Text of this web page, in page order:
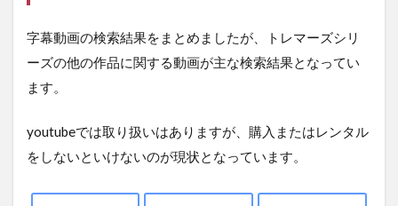
字幕動画の検索結果をまとめましたが、トレマーズシリ
ーズの他の作品に関する動画が主な検索結果となってい
ます。
youtubeでは取り扱いはありますが、購入またはレンタル
をしないといけないのが現状となっています。